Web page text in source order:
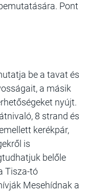
Pont
be a tavat és
a másik
nyújt.
8 strand és
kerékpár,
is
belőle
Tisza-tó
Mesehídnak a